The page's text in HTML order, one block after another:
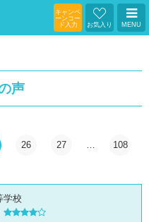
キャンペ
ーンコー
ド入力
お気入り MENU
声
26 27 … 108
学校